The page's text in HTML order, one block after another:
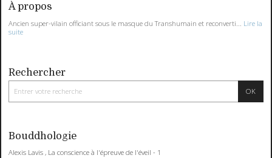
À propos
Ancien super-vilain officiant sous le masque du Transhumain et reconverti...
Lire la
suite
Rechercher
Bouddhologie
Alexis Lavis , La conscience à l'épreuve de l'éveil - 1